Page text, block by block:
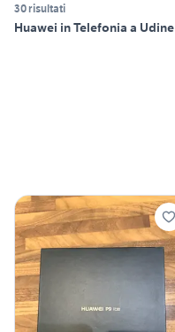
30 risultati
Huawei in Telefonia a Udine